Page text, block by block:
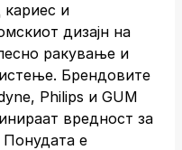
кариес и
дизајн на
ракување и
Брендовите
Philips и GUM
вредност за
Понудата е